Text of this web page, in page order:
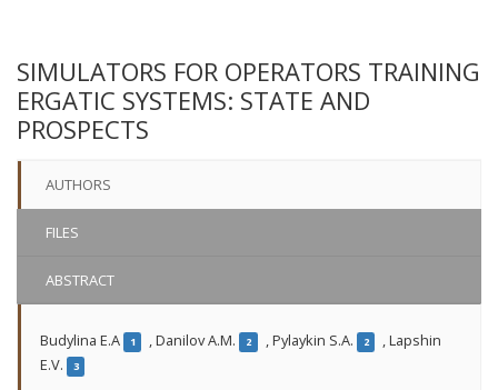
SIMULATORS FOR OPERATORS TRAINING
ERGATIC SYSTEMS: STATE AND
PROSPECTS
AUTHORS
FILES
ABSTRACT
Budylina E.A 1 ,Danilov A.M. 2 ,Pylaykin S.A. 2 ,Lapshin
E.V.
3